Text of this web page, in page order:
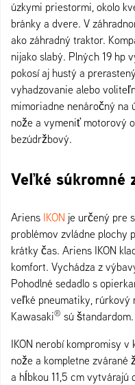
úzkymi priestormi, okolo
bránky a dvere. V
ako záhradný traktor.
nijako slabý. Plných 19 hp
pokosí aj hustý a
vyhadzovanie alebo
mimoriadne nenáročný na
nože a vymeniť motorový
bezúdržbový.
Veľké súkromné
Ariens IKON je určený pre
problémov zvládne plochy
krátky čas. Ariens IKON
komfort. Vychádza z
Pohodlné sedadlo s
veľké pneumatiky,
Kawasaki® sú štandardom.
IKON nerobí kompromisy
nože a kompletne zvárané
a hĺbkou 11,5 cm